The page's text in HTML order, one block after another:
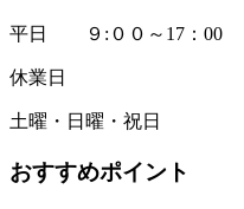
平日 ９:００～17：00
休業日
土曜・日曜・祝日
おすすめポイント